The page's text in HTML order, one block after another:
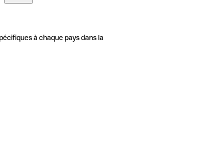
à chaque pays dans la